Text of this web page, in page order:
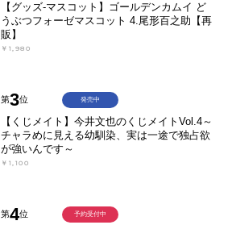
【グッズ-マスコット】ゴールデンカムイ ど
うぶつフォーゼマスコット 4.尾形百之助【再
販】
￥1,980
第3位
【くじメイト】今井文也のくじメイトVol.4～
チャラめに見える幼馴染、実は一途で独占欲
が強いんです～
￥1,100
発売中
第4位 予約受付中